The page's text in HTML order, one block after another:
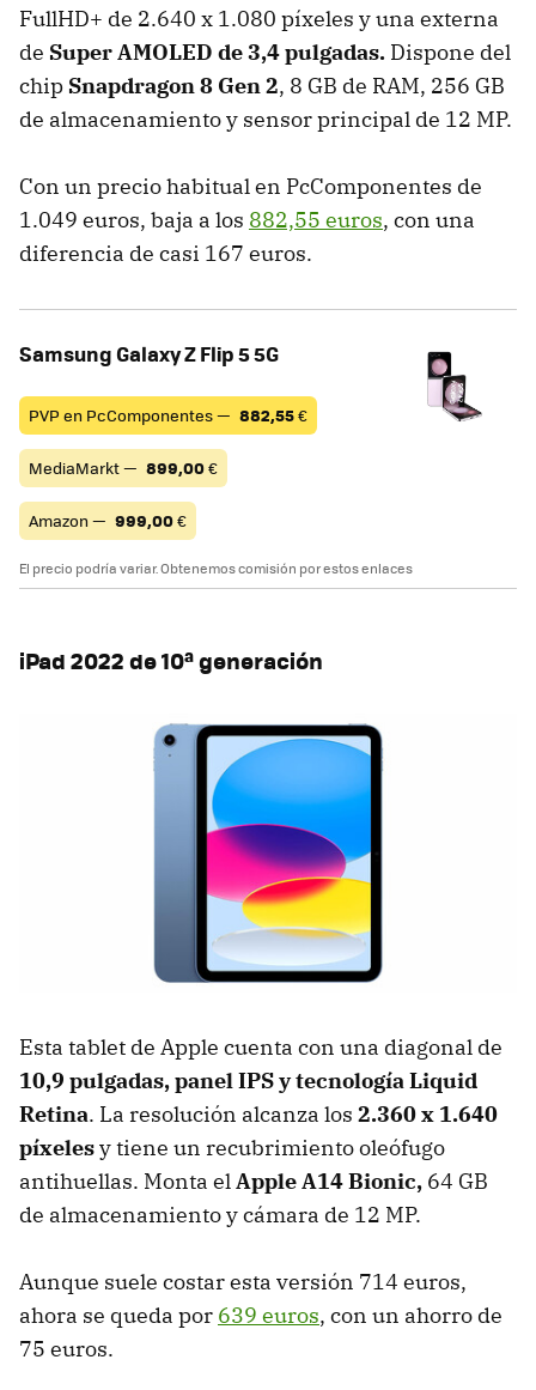
FullHD+ de 2.640 x 1.080 píxeles y una externa
de Super AMOLED de 3,4 pulgadas. Dispone del
chip Snapdragon 8 Gen 2, 8 GB de RAM, 256 GB
de almacenamiento y sensor principal de 12 MP.
Con un precio habitual en PcComponentes de
1.049 euros, baja a los 882,55 euros, con una
diferencia de casi 167 euros.
Samsung Galaxy Z Flip 5 5G
PVP en PcComponentes — 882,55€
MediaMarkt — 899,00€
Amazon — 999,00€
El precio podría variar. Obtenemos comisión por estos enlaces
iPad 2022 de 10ª generación
Esta tablet de Apple cuenta con una diagonal de
10,9 pulgadas, panel IPS y tecnología Liquid
Retina. La resolución alcanza los 2.360 x 1.640
píxelesy tiene un recubrimiento oleófugo
antihuellas. Monta elApple A14 Bionic, 64 GB
de almacenamiento y cámara de 12 MP.
Aunque suele costar esta versión 714 euros,
ahora se queda por 639 euros, con un ahorro de
75 euros.